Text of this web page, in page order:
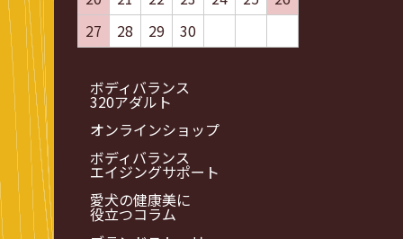
27
28 29 30
ボディバランス
320アダルト
オンラインショップ
ボディバランス
エイジングサポート
愛犬の健康美に
役立つコラム